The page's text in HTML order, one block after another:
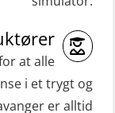
E-læring
at alle
i et trygt og
er alltid